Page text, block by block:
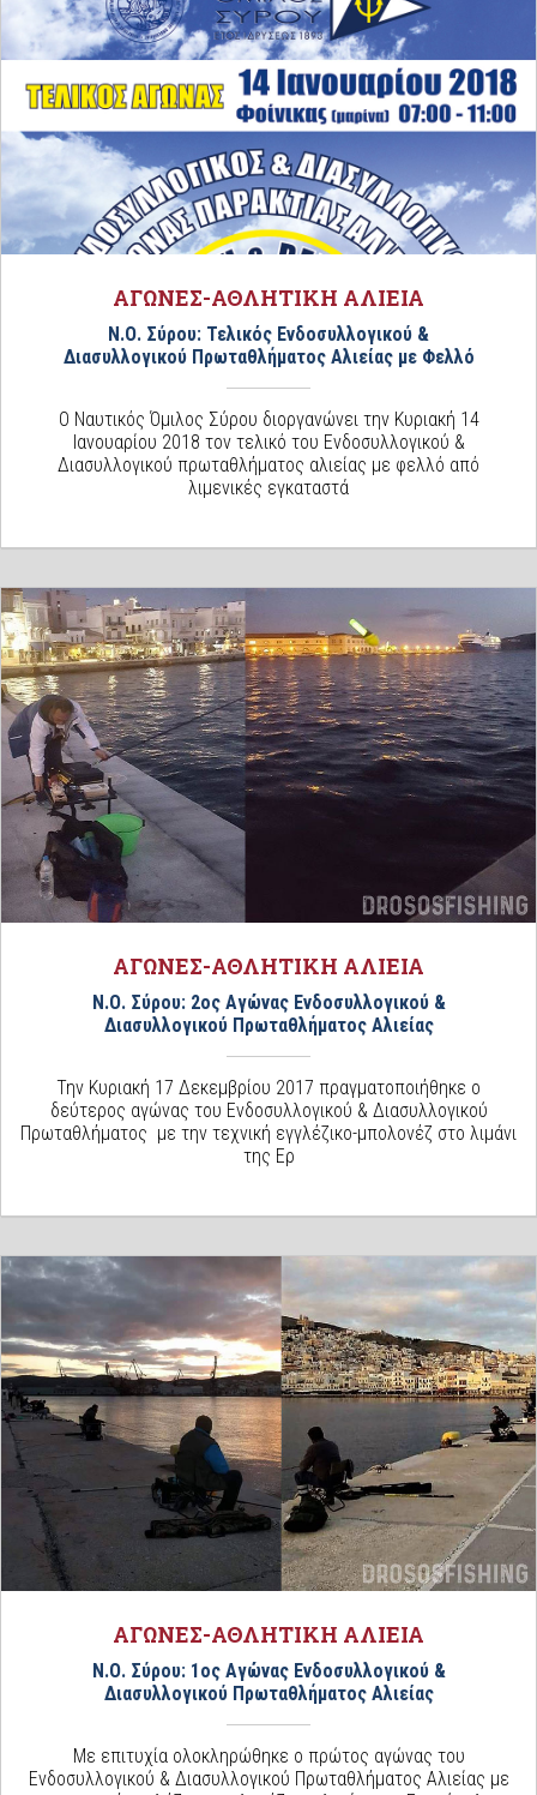
ΑΓΩΝΕΣ-ΑΘΛΗΤΙΚΗ ΑΛΙΕΙΑ
Ν.Ο. Σύρου: Τελικός Ενδοσυλλογικού &
Διασυλλογικού Πρωταθλήματος Αλιείας με Φελλό
Ο Ναυτικός Όμιλος Σύρου διοργανώνει την Κυριακή 14
Ιανουαρίου 2018 τον τελικό του Ενδοσυλλογικού &
Διασυλλογικού πρωταθλήματος αλιείας με φελλό από
λιμενικές εγκαταστά
ΑΓΩΝΕΣ-ΑΘΛΗΤΙΚΗ ΑΛΙΕΙΑ
Ν.Ο. Σύρου: 2ος Αγώνας Ενδοσυλλογικού &
Διασυλλογικού Πρωταθλήματος Αλιείας
Την Κυριακή 17 Δεκεμβρίου 2017 πραγματοποιήθηκε ο
δεύτερος αγώνας του Ενδοσυλλογικού & Διασυλλογικού
Πρωταθλήματος με την τεχνική εγγλέζικο-μπολονέζ στο λιμάνι
της Ερ
ΑΓΩΝΕΣ-ΑΘΛΗΤΙΚΗ ΑΛΙΕΙΑ
Ν.Ο. Σύρου: 1ος Αγώνας Ενδοσυλλογικού &
Διασυλλογικού Πρωταθλήματος Αλιείας
Με επιτυχία ολοκληρώθηκε ο πρώτος αγώνας του
Ενδοσυλλογικού & Διασυλλογικού Πρωταθλήματος Αλιείας με